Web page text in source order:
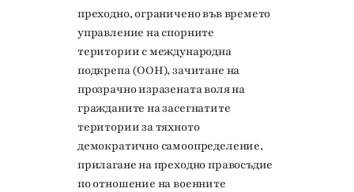
преходно, ограничено във времето
управление на спорните
територии с международна
подкрепа (ООН), зачитане на
прозрачно изразената воля на
гражданите на засегнатите
територии за тяхното
демократично самоопределение,
прилагане на преходно правосъдие
по отношение на военните